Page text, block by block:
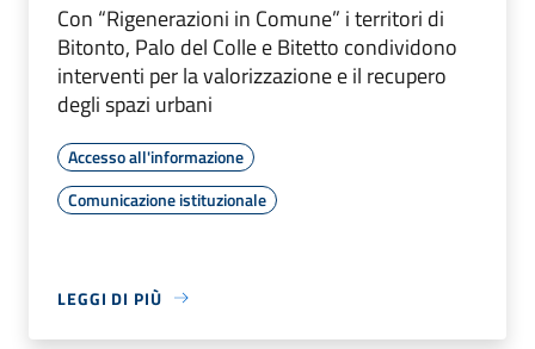
Con “Rigenerazioni in Comune” i territori di
Bitonto, Palo del Colle e Bitetto condividono
interventi per la valorizzazione e il recupero
degli spazi urbani
Accesso all'informazione
Comunicazione istituzionale
LEGGI DI PIÙ